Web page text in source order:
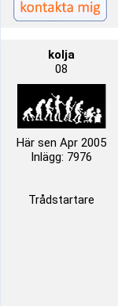
kolja
08
Här sen Apr 2005
Inlägg: 7976
Trådstartare